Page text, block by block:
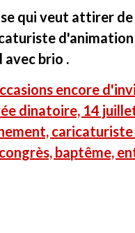
qui veut attirer
avec brio .
encore
dinatoire, 14
baptême,